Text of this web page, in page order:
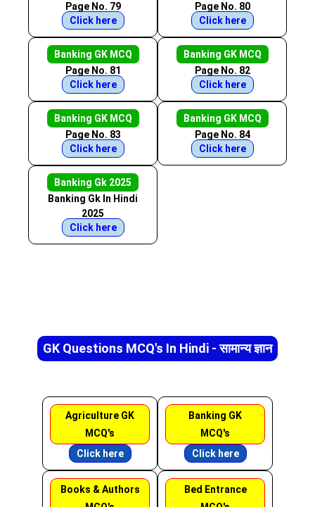
Page No. 79
Click here
Page No. 80
Click here
Banking GK MCQ
Page No. 81
Click here
Banking GK MCQ
Page No. 82
Click here
Banking GK MCQ
Page No. 83
Click here
Banking GK MCQ
Page No. 84
Click here
Banking Gk 2025
Banking Gk In Hindi
2025
Click here
GK Questions MCQ's In Hindi - सामान्य ज्ञान
Agriculture GK
MCQ's
Click here
Banking GK
MCQ's
Click here
Books & Authors
Bed Entrance